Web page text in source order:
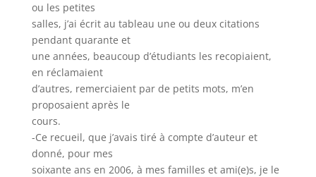
ou les petites
salles, j’ai écrit au tableau une ou deux citations
pendant quarante et
une années, beaucoup d’étudiants les recopiaient,
en réclamaient
d’autres, remerciaient par de petits mots, m’en
proposaient après le
cours.
-Ce recueil, que j’avais tiré à compte d’auteur et
donné, pour mes
soixante ans en 2006, à mes familles et ami(e)s, je le